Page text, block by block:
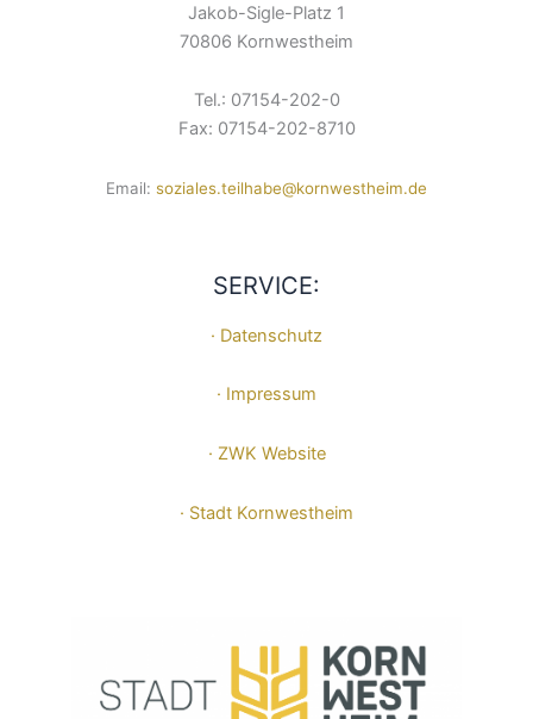
Jakob-Sigle-Platz 1
70806 Kornwestheim
Tel.: 07154-202-0
Fax: 07154-202-8710
Email: soziales.teilhabe@kornwestheim.de
SERVICE:
· Datenschutz
· Impressum
· ZWK Website
· Stadt Kornwestheim